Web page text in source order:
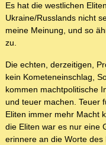
Es hat die westlichen
Ukraine/Russlands nicht
meine Meinung, und so
zu.
Die echten, derzeitigen,
kein Kometeneinschlag,
kommen machtpolitische
und teuer machen. Teuer
Eliten immer mehr Macht
die Eliten war es nur eine
erinnere an die Worte des